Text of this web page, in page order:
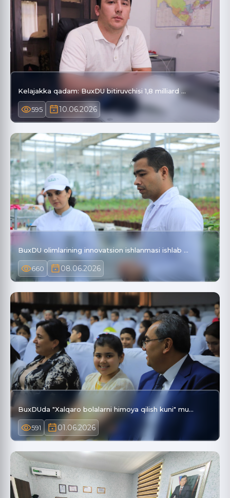
Kelajakka qadam: BuxDU bitiruvchisi 1,8 milliard …
595 10.06.2026
BuxDU olimlarining innovatsion ishlanmasi ishlab …
660 08.06.2026
BuxDUda "Xalqaro bolalarni himoya qilish kuni" mu…
591 01.06.2026